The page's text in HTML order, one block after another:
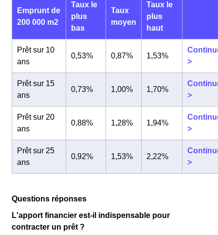
Emprunt de
200 000 m2
Taux le
plus
bas
Taux
moyen
Taux le
plus
haut
Prêt sur 10
ans
0,53% 0,87% 1,53%
>
Prêt sur 15
ans
0,73% 1,00% 1,70%
>
Prêt sur 20
ans
0,88% 1,28% 1,94%
>
Prêt sur 25
ans
0,92% 1,53% 2,22%
>
Questions réponses
L'apport financier est-il indispensable pour
contracter un prêt ?